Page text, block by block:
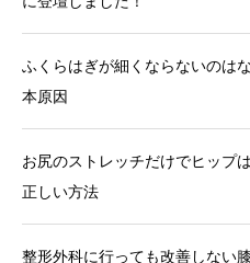
ふくらはぎが細くならないのは
本原因
お尻のストレッチだけでヒップ
正しい方法
整形外科に行っても改善しない